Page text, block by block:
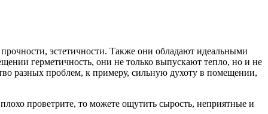
эстетичности. Также они обладают идеальными
герметичность, они не только выпускают тепло, но и не
разных проблем, к примеру, сильную духоту в помещении,
проветрите, то можете ощутить сырость, неприятные и